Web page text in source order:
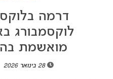
דרמה
מואשמת
28 בינואר 2026